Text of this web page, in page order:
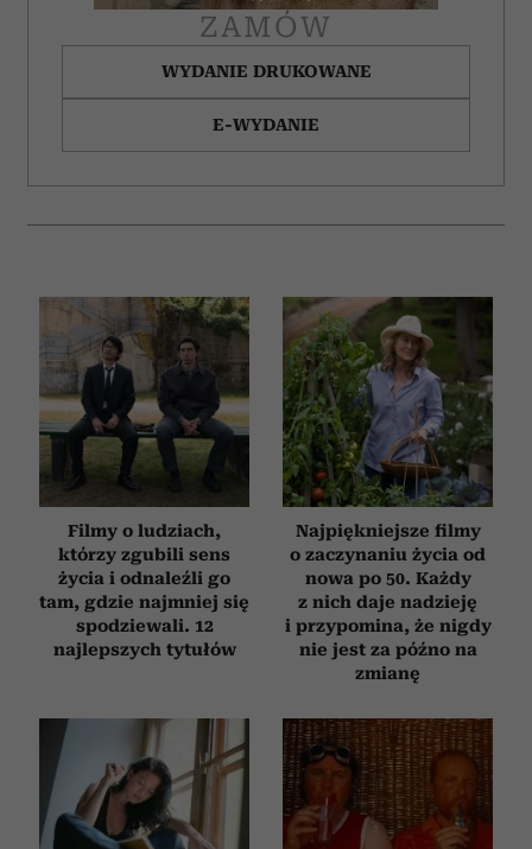
ZAMÓW
WYDANIE DRUKOWANE
E-WYDANIE
Filmy o ludziach,
którzy zgubili sens
życia i odnaleźli go
tam, gdzie najmniej się
spodziewali. 12
najlepszych tytułów
Najpiękniejsze filmy
o zaczynaniu życia od
nowa po 50. Każdy
z nich daje nadzieję
i przypomina, że nigdy
nie jest za późno na
zmianę